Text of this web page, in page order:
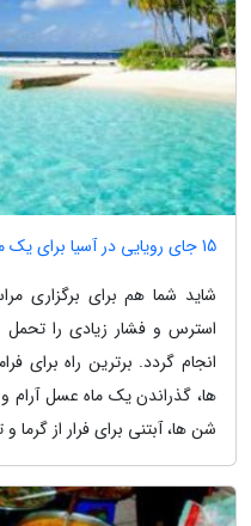
15 جای رویایی در آسیا برای یک ماه عسل تابستانی
شاید شما هم برای برگزاری
استرس و فشار زیادی را
انجام گردد. برترین راه
ها، گذراندن یک ماه عسل
شن ها، آبتنی برای فرار از گرما